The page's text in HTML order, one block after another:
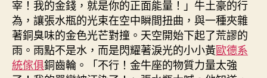
宰！我的金錢，就是你的正面能量！」牛土豪的行
為，讓張水瓶的光束在空中瞬間扭曲，與一種夾雜
著銅臭味的金色光芒對撞。天空開始下起了荒謬的
雨。雨點不是水，而是閃耀著淚光的小小黃歐德系
統傢俱銅齒輪。「不行！金牛座的物質力量太強